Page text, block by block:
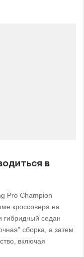
в
Pro Champion
кроссовера на
гибридный седан
сборка, а затем
включая